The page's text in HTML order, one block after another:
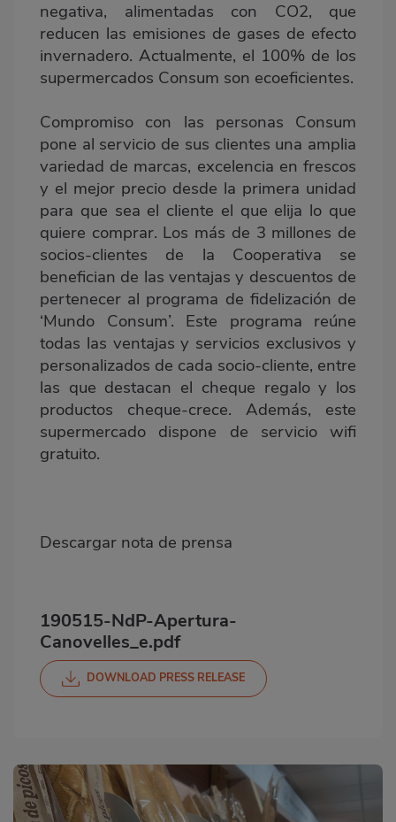
negativa, alimentadas con CO2, que
reducen las emisiones de gases de efecto
invernadero. Actualmente, el 100% de los
supermercados Consum son ecoeficientes.
Compromiso con las personas Consum
pone al servicio de sus clientes una amplia
variedad de marcas, excelencia en frescos
y el mejor precio desde la primera unidad
para que sea el cliente el que elija lo que
quiere comprar. Los más de 3 millones de
socios-clientes de la Cooperativa se
benefician de las ventajas y descuentos de
pertenecer al programa de fidelización de
‘Mundo Consum’. Este programa reúne
todas las ventajas y servicios exclusivos y
personalizados de cada socio-cliente, entre
las que destacan el cheque regalo y los
productos cheque-crece. Además, este
supermercado dispone de servicio wifi
gratuito.
Descargar nota de prensa
190515-NdP-Apertura-
Canovelles_e.pdf
DOWNLOAD PRESS RELEASE